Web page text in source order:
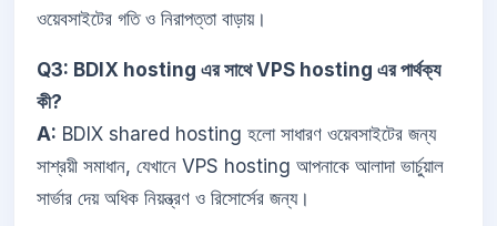
ওয়েবসাইটের গতি ও নিরাপত্তা বাড়ায়।
Q3: BDIX hosting এর সাথে VPS hosting এর পার্থক্য
কী?
A: BDIX shared hosting হলো সাধারণ ওয়েবসাইটের জন্য
সাশ্রয়ী সমাধান, যেখানে VPS hosting আপনাকে আলাদা ভার্চুয়াল
সার্ভার দেয় অধিক নিয়ন্ত্রণ ও রিসোর্সের জন্য।